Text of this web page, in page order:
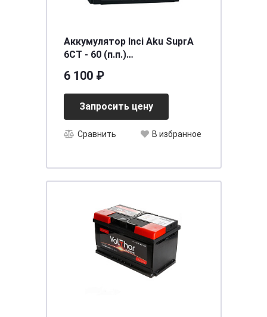
Аккумулятор Inci Aku SuprA
6СТ - 60 (п.п.)
6 100 ₽
Запросить цену
Сравнить В избранное